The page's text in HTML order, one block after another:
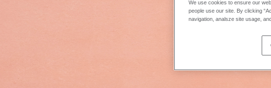
We use cookies to ensure our
people use our site. By clicking
navigation, analsze site usage,